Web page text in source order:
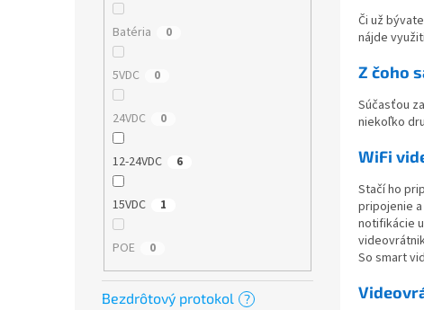
Batéria 0
5VDC 0
24VDC 0
12-24VDC 6
15VDC 1
POE 0
Bezdrôtový protokol ?
Či už
nájde
Z čoho
Súčasťou
niekoľko
WiFi
Stačí ho
pripojenie
notifikácie
So smart